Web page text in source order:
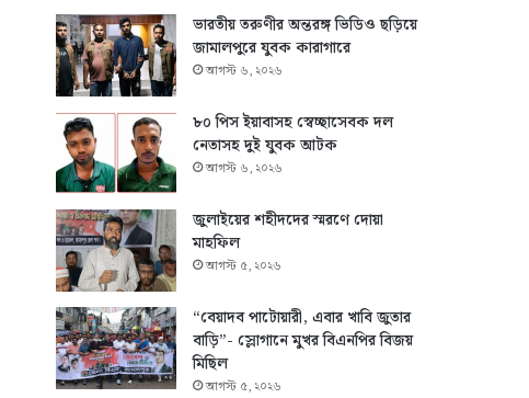
ভারতীয় তরুণীর অন্তরঙ্গ ভিডিও ছড়িয়ে
জামালপুরে যুবক কারাগারে
আগস্ট ৬, ২০২৬
৮০ পিস ইয়াবাসহ স্বেচ্ছাসেবক দল
নেতাসহ দুই যুবক আটক
আগস্ট ৬, ২০২৬
জুলাইয়ের শহীদদের স্মরণে দোয়া
মাহফিল
আগস্ট ৫, ২০২৬
“বেয়াদব পাটোয়ারী, এবার খাবি জুতার
বাড়ি”- স্লোগানে মুখর বিএনপির বিজয়
মিছিল
আগস্ট ৫, ২০২৬